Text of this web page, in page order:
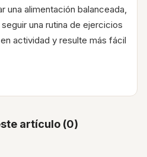
alimentación balanceada,
una rutina de ejercicios
actividad y resulte más fácil
artículo (0)